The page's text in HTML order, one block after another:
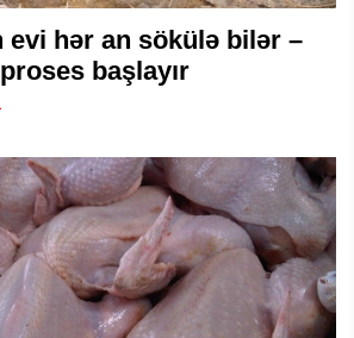
evi hər an sökülə bilər –
başlayır